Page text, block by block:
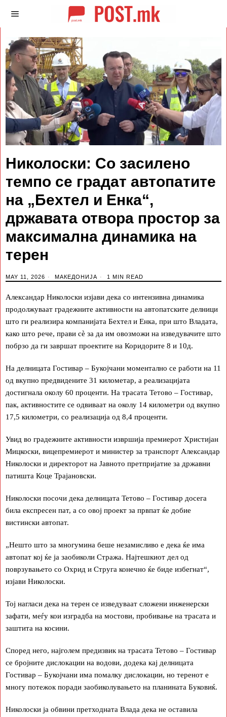
Николоски: Со засилено
темпо се градат автопатите
на „Бехтел и Енка“,
државата отвора простор за
максимална динамика на
терен
MAY 11, 2026 МАКЕДОНИЈА 1 MIN READ
Александар Николоски изјави дека со интензивна динамика
продолжуваат градежните активности на автопатските делници
што ги реализира компанијата Бехтел и Енка, при што Владата,
како што рече, прави сè за да им овозможи на изведувачите што
побрзо да ги завршат проектите на Коридорите 8 и 10д.
На делницата Гостивар – Букојчани моментално се работи на 11
од вкупно предвидените 31 километар, а реализацијата
достигнала околу 60 проценти. На трасата Тетово – Гостивар,
пак, активностите се одвиваат на околу 14 километри од вкупно
17,5 километри, со реализација од 8,4 проценти.
Увид во градежните активности извршија премиерот Христијан
Мицкоски, вицепремиерот и министер за транспорт Александар
Николоски и директорот на Јавното претпријатие за државни
патишта Коце Трајановски.
Николоски посочи дека делницата Тетово – Гостивар досега
била експресен пат, а со овој проект за првпат ќе добие
вистински автопат.
„Нешто што за многумина беше незамисливо е дека ќе има
автопат кој ќе ја заобиколи Стража. Најтешкиот дел од
поврзувањето со Охрид и Струга конечно ќе биде избегнат“,
изјави Николоски.
Тој нагласи дека на терен се изведуваат сложени инженерски
зафати, меѓу кои изградба на мостови, пробивање на трасата и
заштита на косини.
Според него, најголем предизвик на трасата Тетово – Гостивар
се бројните дислокации на водови, додека кај делницата
Гостивар – Букојчани има помалку дислокации, но теренот е
многу потежок поради заобиколувањето на планината Буковиќ.
Николоски ја обвини претходната Влада дека не оставила